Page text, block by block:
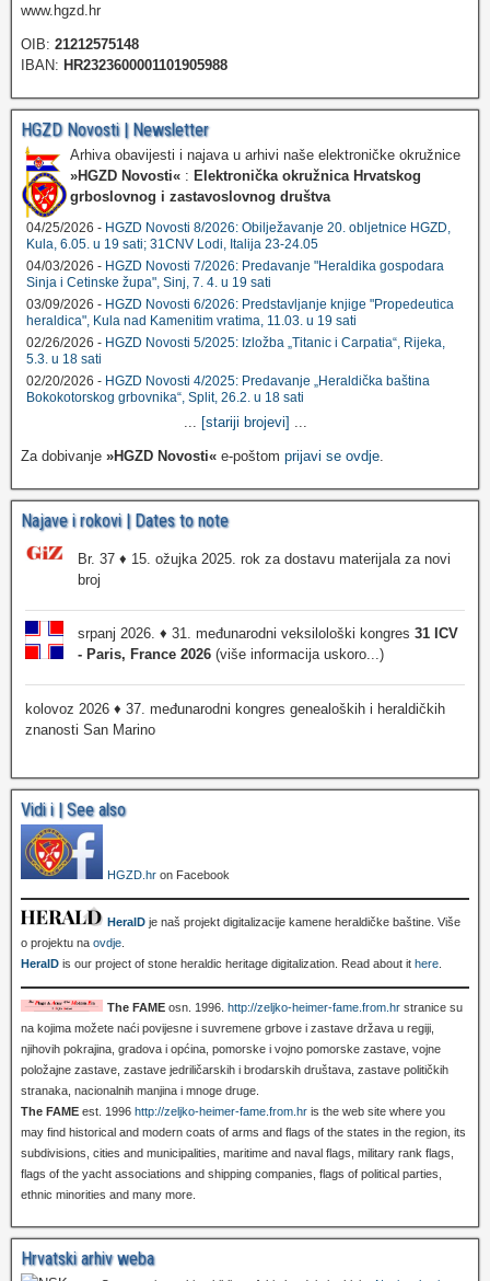
www.hgzd.hr
OIB: 21212575148
IBAN: HR2323600001101905988
HGZD Novosti | Newsletter
Arhiva obavijesti i najava u arhivi naše elektroničke okružnice
»HGZD Novosti« : Elektronička okružnica Hrvatskog
grboslovnog i zastavoslovnog društva
04/25/2026 - HGZD Novosti 8/2026: Obilježavanje 20. obljetnice HGZD,
Kula, 6.05. u 19 sati; 31CNV Lodi, Italija 23-24.05
04/03/2026 - HGZD Novosti 7/2026: Predavanje "Heraldika gospodara
Sinja i Cetinske župa", Sinj, 7. 4. u 19 sati
03/09/2026 - HGZD Novosti 6/2026: Predstavljanje knjige "Propedeutica
heraldica", Kula nad Kamenitim vratima, 11.03. u 19 sati
02/26/2026 - HGZD Novosti 5/2025: Izložba „Titanic i Carpatia“, Rijeka,
5.3. u 18 sati
02/20/2026 - HGZD Novosti 4/2025: Predavanje „Heraldička baština
Bokokotorskog grbovnika“, Split, 26.2. u 18 sati
... [stariji brojevi] ...
Za dobivanje »HGZD Novosti« e-poštom prijavi se ovdje.
Najave i rokovi | Dates to note
Br. 37 ♦ 15. ožujka 2025. rok za dostavu materijala za novi
broj
srpanj 2026. ♦ 31. međunarodni veksilološki kongres 31 ICV
- Paris, France 2026 (više informacija uskoro...)
kolovoz 2026 ♦ 37. međunarodni kongres genealoških i heraldičkih
znanosti San Marino
Vidi i | See also
HGZD.hr on Facebook
HeralD je naš projekt digitalizacije kamene heraldičke baštine. Više
o projektu na ovdje.
HeralD is our project of stone heraldic heritage digitalization. Read about it here.
The FAME osn. 1996. http://zeljko-heimer-fame.from.hr stranice su
na kojima možete naći povijesne i suvremene grbove i zastave država u regiji,
njihovih pokrajina, gradova i općina, pomorske i vojno pomorske zastave, vojne
položajne zastave, zastave jedriličarskih i brodarskih društava, zastave političkih
stranaka, nacionalnih manjina i mnoge druge.
The FAME est. 1996 http://zeljko-heimer-fame.from.hr is the web site where you
may find historical and modern coats of arms and flags of the states in the region, its
subdivisions, cities and municipalities, maritime and naval flags, military rank flags,
flags of the yacht associations and shipping companies, flags of political parties,
ethnic minorities and many more.
Hrvatski arhiv weba